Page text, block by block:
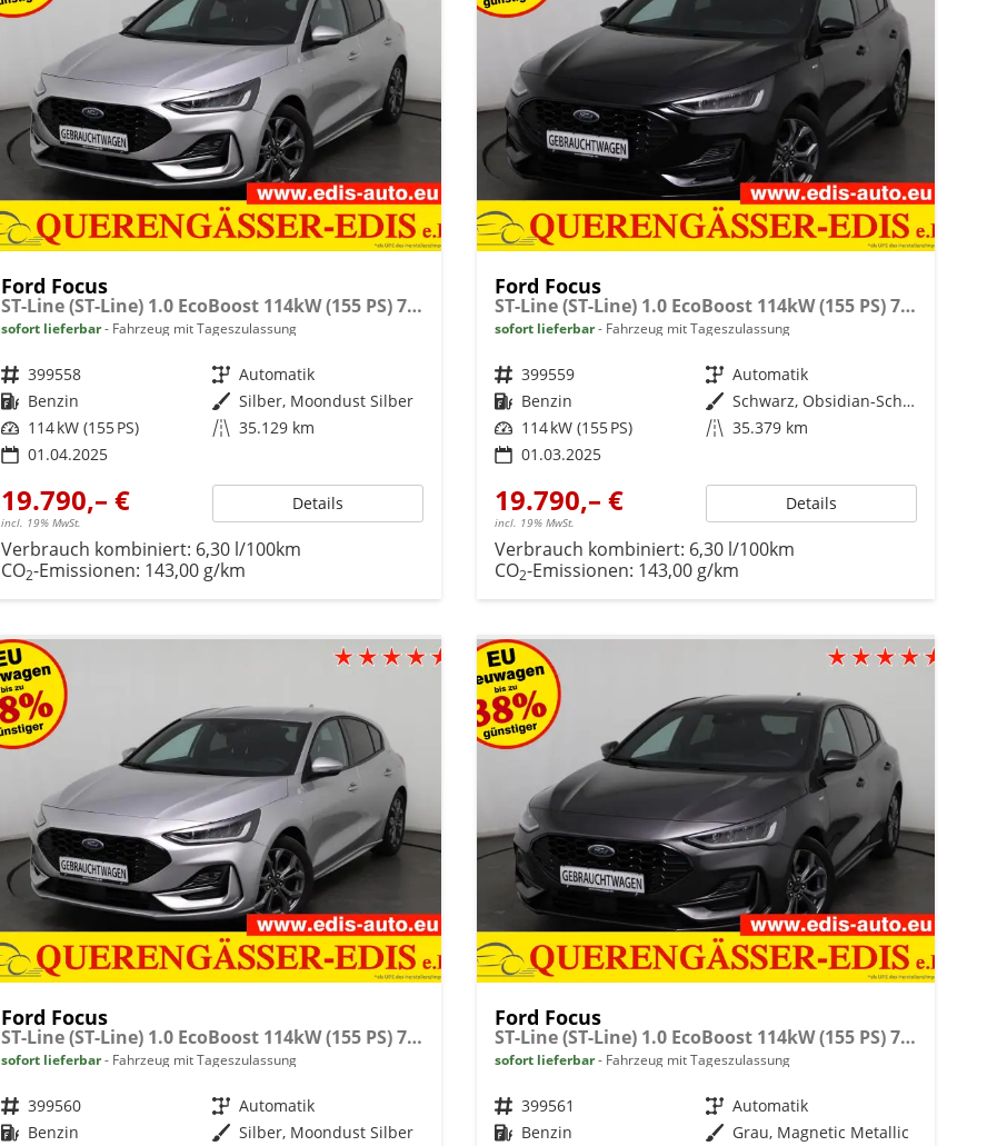
Ford Focus
ST-Line (ST-Line) 1.0 EcoBoost 114kW (155 PS) 7-Gang Doppelkupplungsgetriebe
sofort lieferbar Fahrzeug mit Tageszulassung
Fahrzeugnr. 399558 Getriebe Automatik
Kraftstoff Benzin Außenfarbe Silber, Moondust Silber
Leistung 114 kW (155 PS) Kilometerstand 35.129 km
01.04.2025
19.790,– €
incl. 19% MwSt.
Details
Verbrauch kombiniert: 6,30 l/100km
CO2-Emissionen: 143,00 g/km
Ford Focus
ST-Line (ST-Line) 1.0 EcoBoost 114kW (155 PS) 7-Gang Doppelkupplungsgetriebe
sofort lieferbar Fahrzeug mit Tageszulassung
Fahrzeugnr. 399559 Getriebe Automatik
Kraftstoff Benzin Außenfarbe
Schwarz, Obsidian-Schwarz Metallic (PN4GM0)
Leistung 114 kW (155 PS) Kilometerstand 35.379 km
01.03.2025
19.790,– €
incl. 19% MwSt.
Details
Verbrauch kombiniert: 6,30 l/100km
CO2-Emissionen: 143,00 g/km
Ford Focus
ST-Line (ST-Line) 1.0 EcoBoost 114kW (155 PS) 7-Gang Doppelkupplungsgetriebe
sofort lieferbar Fahrzeug mit Tageszulassung
Fahrzeugnr. 399560 Getriebe Automatik
Kraftstoff Benzin Außenfarbe Silber, Moondust Silber
Ford Focus
ST-Line (ST-Line) 1.0 EcoBoost 114kW (155 PS) 7-Gang Doppelkupplungsgetriebe
sofort lieferbar Fahrzeug mit Tageszulassung
Fahrzeugnr. 399561 Getriebe Automatik
Kraftstoff Benzin Außenfarbe Grau, Magnetic Metallic